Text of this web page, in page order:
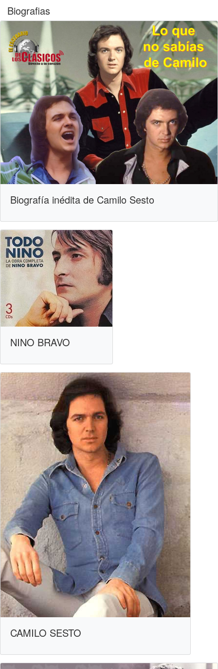
Biografias
Biografía inédita de Camilo Sesto
NINO BRAVO
CAMILO SESTO